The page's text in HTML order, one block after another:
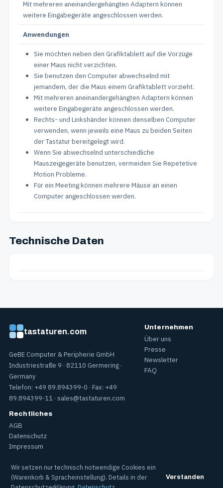
Mit mehreren aneinandergehängten Adaptern können
weitere Eingabegeräte angeschlossen werden.
Anwendungen
Sie möchten neben den Grafiktablett auf die Vorzüge
einer Maus nicht verzichten.
Sie benutzen den Computer abwechselnd mit
jemandem, der die Maus einem Grafiktablett vorzieht.
Mit mehreren aneinandergehängten Adaptern können
weitere Eingabegeräte angeschlossen werden.
Rechts- und Linkshänder können denselben Computer
verwenden, wenn jeweils eine Maus zu beiden Seiten
der Tastatur bereitgelegt wird.
Wenn Sie abwechselnd unterschiedliche
Mauszeigegeräte benutzen, vermeiden Sie Repetetive
Motion Probleme.
Für ein Meeting können mehrere Mäuse an einen
Computer angeschlossen werden.
Technische Daten
tastaturen.com
GeBE Computer & Peripherie GmbH
Industriestraße 9 · 82110 Germering ·
Germany
Telefon: +49 89.894399-0 · Fax: +49
89.894399-11 · sales@tastaturen.com
Unternehmen
Über uns
Presse
Newsletter
FAQ
Rechtliches
AGB
Datenschutz
Impressum
Geschäftsführer: Sandra Pabst, Paul Pabst · Sitz: Germering · Registergericht
München HRB 119637 · USt-IdNr.: DE812397141
Wir setzen nur technisch notwendige Cookies ein
(Warenkorb & Spracheinstellung). Details in der
Verstanden